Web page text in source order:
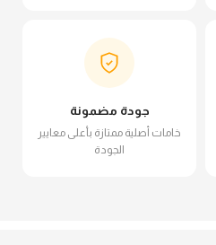
جودة مضمونة
خامات أصلية ممتازة بأعلى معايير
الجودة